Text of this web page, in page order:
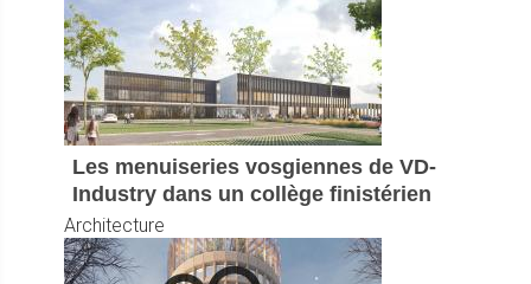
Les menuiseries vosgiennes de VD-
Industry dans un collège finistérien
Architecture